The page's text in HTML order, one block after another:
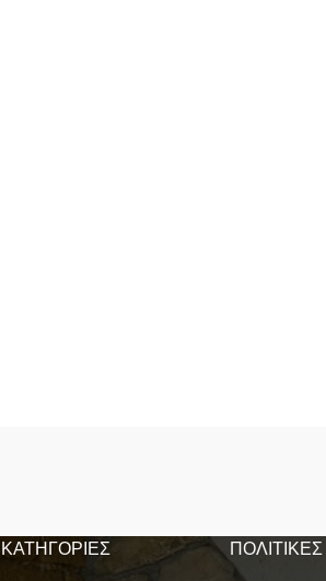
ΚΑΤΗΓΟΡΙΕΣ ΠΟΛΙΤΙΚΕΣ